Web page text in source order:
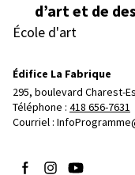
d’art et de
École d'art
Édifice La Fabrique
295, boulevard Charest-
Téléphone : 418 656-7631
Courriel :
Suivez-nous sur Facebook
Suivez-nous sur
Suivez-nous